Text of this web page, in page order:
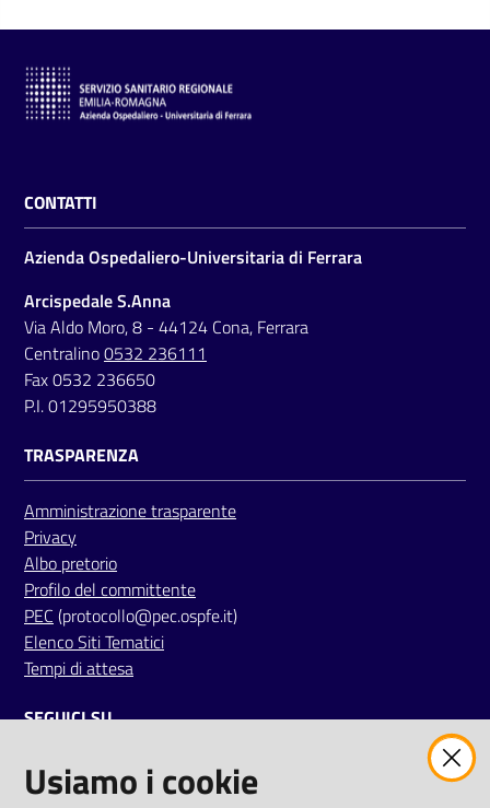
r
z
i
t
r
a
p
a
r
e
n
t
Fornitori
Seguici
su
CONTATTI
Azienda Ospedaliero-Universitaria di Ferrara
Arcispedale S.Anna
Via Aldo Moro, 8 - 44124 Cona, Ferrara
Centralino0532 236111
Fax 0532 236650
P.I. 01295950388
TRASPARENZA
Amministrazione trasparente
Privacy
Albo pretorio
Profilo del committente
PEC (protocollo@pec.ospfe.it)
Elenco Siti Tematici
Tempi di attesa
SEGUICI SU
twitterfacebookyoutube
Usiamo i cookie